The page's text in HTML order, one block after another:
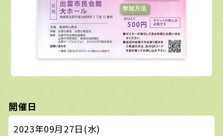
開催日
2023年09月27日(水)